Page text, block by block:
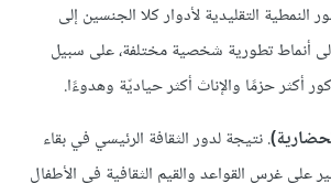
النمطية التقليدية لأدوار كلا الجنسين إلى
أنماط تطورية شخصية مختلفة، على سبيل
أكثر حزمًا والإناث أكثر حياديّة وهدوءًا.
. نتيجة لدور الثقافة الرئيسي في بقاء
على غرس القواعد والقيم الثقافية في الأطفال